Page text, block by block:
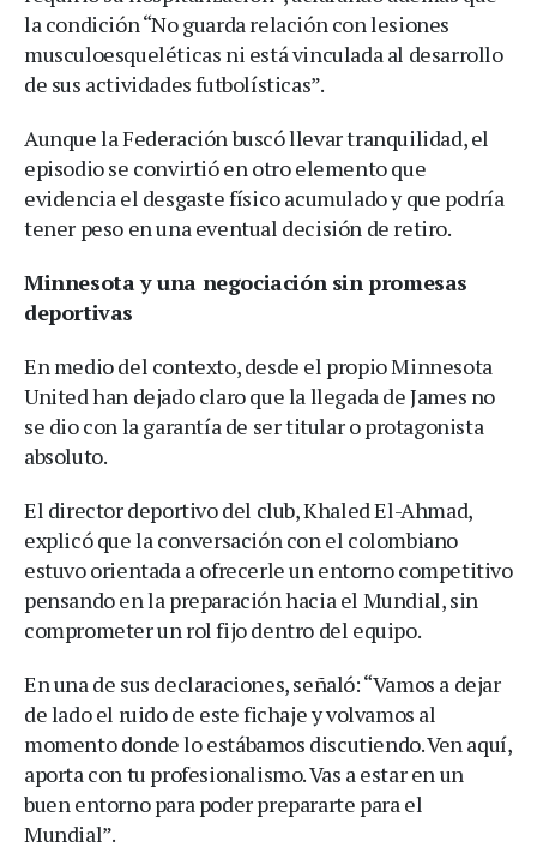
la condición “No guarda relación con lesiones
musculoesqueléticas ni está vinculada al desarrollo
de sus actividades futbolísticas”.
Aunque la Federación buscó llevar tranquilidad, el
episodio se convirtió en otro elemento que
evidencia el desgaste físico acumulado y que podría
tener peso en una eventual decisión de retiro.
Minnesota y una negociación sin promesas
deportivas
En medio del contexto, desde el propio Minnesota
United han dejado claro que la llegada de James no
se dio con la garantía de ser titular o protagonista
absoluto.
El director deportivo del club, Khaled El-Ahmad,
explicó que la conversación con el colombiano
estuvo orientada a ofrecerle un entorno competitivo
pensando en la preparación hacia el Mundial, sin
comprometer un rol fijo dentro del equipo.
En una de sus declaraciones, señaló: “Vamos a dejar
de lado el ruido de este fichaje y volvamos al
momento donde lo estábamos discutiendo. Ven aquí,
aporta con tu profesionalismo. Vas a estar en un
buen entorno para poder prepararte para el
Mundial”.